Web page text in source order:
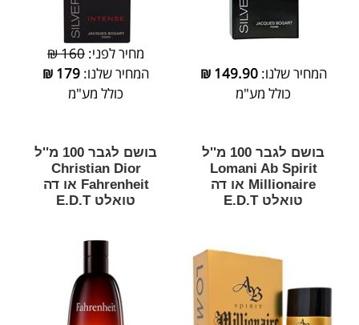
המחיר שלנו:149.90
₪
כולל מע"מ
מחיר לפני: 160 ₪
המחיר שלנו: 179
₪
כולל מע"מ
בושם לגבר 100 מ''ל
Lomani Ab Spirit
Millionaire או דה
טואלט E.D.T
בושם לגבר 100 מ''ל
Christian Dior
Fahrenheit או דה
טואלט E.D.T